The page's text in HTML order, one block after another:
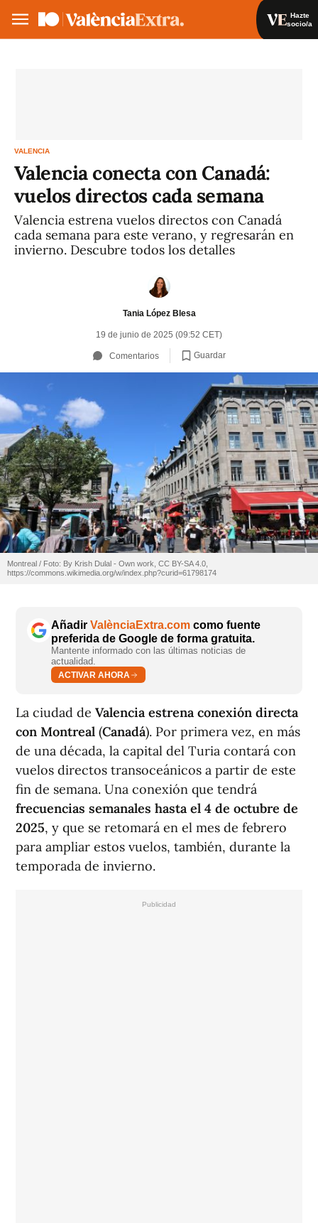
Hazte
socio/a
VALENCIA
Valencia conecta con Canadá:
vuelos directos cada semana
Valencia estrena vuelos directos con Canadá
cada semana para este verano, y regresarán en
invierno. Descubre todos los detalles
Tania López Blesa
19 de junio de 2025 (09:52 CET)
Comentarios Guardar
Montreal / Foto: By Krish Dulal - Own work, CC BY-SA 4.0,
https://commons.wikimedia.org/w/index.php?curid=61798174
Añadir ValènciaExtra.com como fuente
preferida de Google de forma gratuita.
Mantente informado con las últimas noticias de
actualidad.
ACTIVAR AHORA
La ciudad de Valencia estrena conexión directa
con Montreal (Canadá). Por primera vez, en más
de una década, la capital del Turia contará con
vuelos directos transoceánicos a partir de este
fin de semana. Una conexión que tendrá
frecuencias semanales hasta el 4 de octubre de
2025, y que se retomará en el mes de febrero
para ampliar estos vuelos, también, durante la
temporada de invierno.